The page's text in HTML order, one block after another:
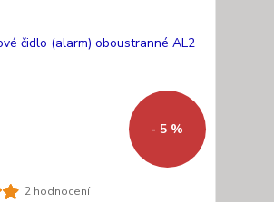
- 5 %
2 hodnocení